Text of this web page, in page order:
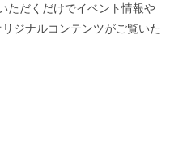
ただくだけでイベント情報や
ジナルコンテンツがご覧いた